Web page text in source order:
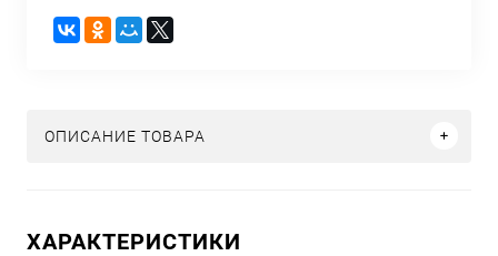
ОПИСАНИЕ ТОВАРА
ХАРАКТЕРИСТИКИ